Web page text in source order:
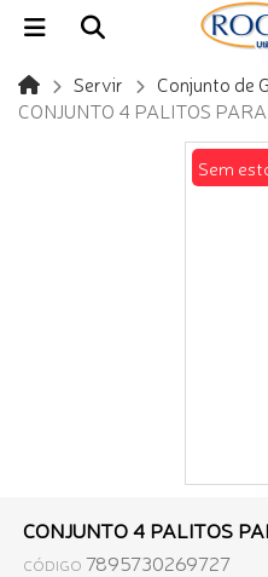
Servir
Conjunto de
CONJUNTO 4 PALITOS
Sem
CONJUNTO 4 PALITOS
CÓDIGO 7895730269727